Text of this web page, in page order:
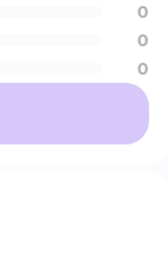
0
0
0